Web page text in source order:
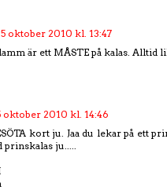
oktober 2010 kl. 13:47
är ett MÅSTE på kalas. Alltid
oktober 2010 kl. 14:46
kort ju. Jaa du lekar på ett
prinskalas ju.....